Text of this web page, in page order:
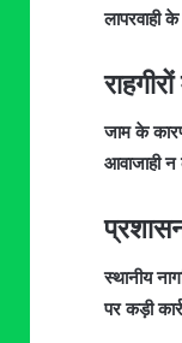
लापरवाही
जाम के
आवाजाही
स्थानीय
पर कड़ी